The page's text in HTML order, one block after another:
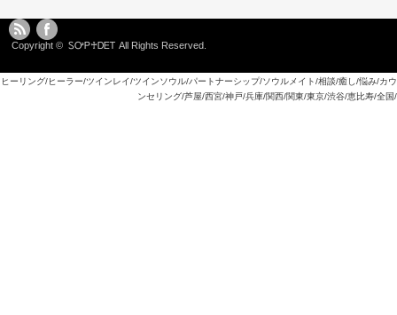
Copyright ©ᏚᎤᏢ♰ᎠᎬᎢ All Rights Reserved.
ヒーリング/ヒーラー/ツインレイ/ツインソウル/パートナーシップ/ソウルメイト/相談/癒し/悩み/カウ
ンセリング/芦屋/西宮/神戸/兵庫/関西/関東/東京/渋谷/恵比寿/全国/